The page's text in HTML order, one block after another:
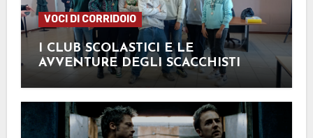
VOCI DI CORRIDOIO
I CLUB SCOLASTICI E LE
AVVENTURE DEGLI SCACCHISTI